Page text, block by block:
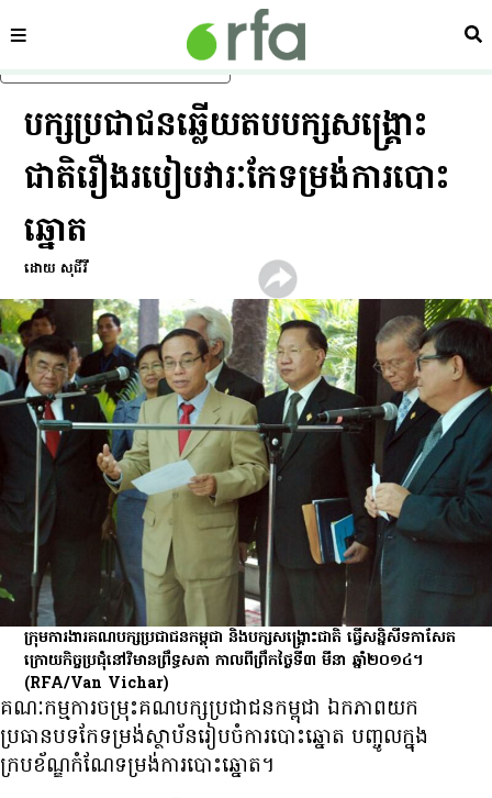
រំលងទៅមាតិកាចម្បង
ផ្នែក ស្វ
បក្ស​ប្រជាជន​ឆ្លើយ​តប​បក្ស​សង្គ្រោះ​
ជាតិ​រឿង​របៀបវារៈ​កែ​ទម្រង់​ការ​បោះ​
ឆ្នោត
ដោយ សុជីវី
ក្រុម​ការងារ​គណបក្ស​ប្រជាជន​កម្ពុជា និង​បក្ស​សង្គ្រោះ​ជាតិ ធ្វើ​សន្និសីទ​កាសែត​
ក្រោយ​កិច្ច​ប្រជុំ​នៅ​វិមាន​ព្រឹទ្ធ​សភា កាល​ពី​ព្រឹក​ថ្ងៃ​ទី​៣ មីនា ឆ្នាំ​២០១៤។
(RFA/Van Vichar)
គណៈកម្មការ​ចម្រុះ​គណបក្ស​ប្រជាជន​កម្ពុជា ឯកភាព​យក​
ប្រធាន​បទ​កែ​ទម្រង់​ស្ថាប័ន​រៀបចំ​ការ​បោះ​ឆ្នោត បញ្ចូល​ក្នុង​
ក្របខ័ណ្ឌ​កំណែ​ទម្រង់​ការ​បោះ​ឆ្នោត។